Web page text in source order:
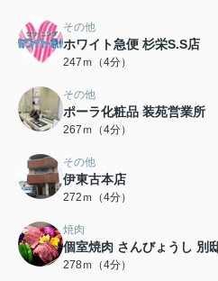
その他
ホワイト急便 杉栄S.S店
247ｍ（4分）
その他
ポーラ化粧品 装苑営業所
267ｍ（4分）
その他
伊東古本店
272ｍ（4分）
焼肉
個室焼肉 さんびょうし 別
278ｍ（4分）